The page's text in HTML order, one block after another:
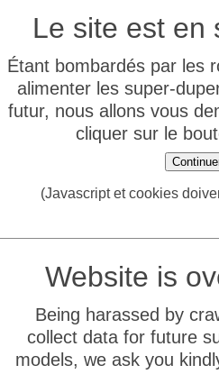
Le site est
Étant bombardés par les
alimenter les super-
futur, nous allons vous
cliquer sur le
(Javascript et cookies
Website is
Being harassed by
collect data for future
models, we ask you